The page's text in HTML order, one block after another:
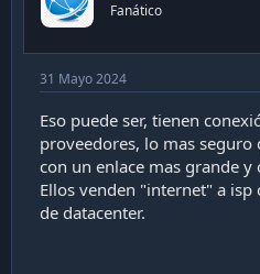
Fanático
31 Mayo 2024
Eso puede ser, tienen
proveedores, lo mas seguro
con un enlace mas grande y
Ellos venden "internet" a
de datacenter.